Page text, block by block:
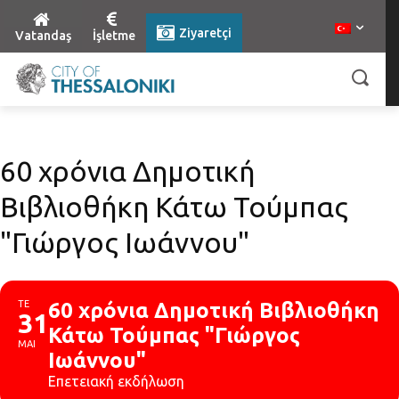
Vatandaş İşletme Ziyaretçi
60 χρόνια Δημοτική
Βιβλιοθήκη Κάτω Τούμπας
"Γιώργος Ιωάννου"
ΤΕ
31
ΜΑΙ
60 χρόνια Δημοτική Βιβλιοθήκη
Κάτω Τούμπας "Γιώργος
Ιωάννου"
Επετειακή εκδήλωση